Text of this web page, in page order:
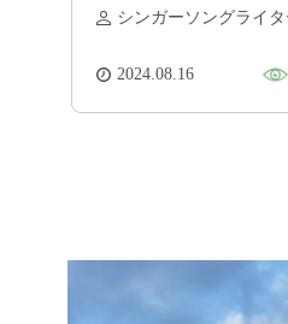
ズ香肌峡」（松阪市）
シンガーソングライ
2024.08.16